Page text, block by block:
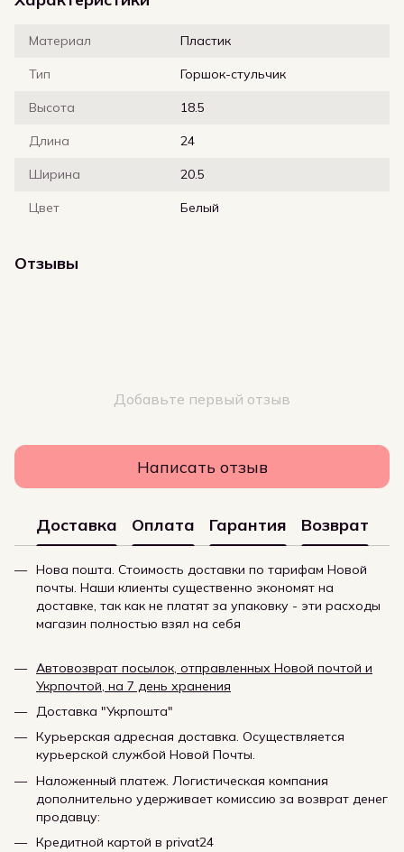
Материал Пластик
Тип Горшок-стульчик
Высота 18.5
Длина 24
Ширина 20.5
Цвет Белый
Отзывы
Добавьте первый отзыв
Написать отзыв
Доставка Оплата Гарантия Возврат
Нова пошта. Стоимость доставки по тарифам Новой
почты. Наши клиенты существенно экономят на
доставке, так как не платят за упаковку - эти расходы
магазин полностью взял на себя
Автовозврат посылок, отправленных Новой почтой и
Укрпочтой, на 7 день хранения
Доставка "Укрпошта"
Курьерская адресная доставка. Осуществляется
курьерской службой Новой Почты.
Наложенный платеж. Логистическая компания
дополнительно удерживает комиссию за возврат денег
продавцу:
Кредитной картой в privat24